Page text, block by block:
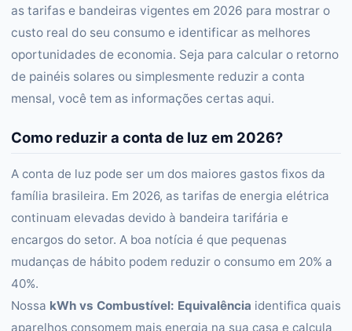
as tarifas e bandeiras vigentes em 2026 para mostrar o
custo real do seu consumo e identificar as melhores
oportunidades de economia. Seja para calcular o retorno
de painéis solares ou simplesmente reduzir a conta
mensal, você tem as informações certas aqui.
Como reduzir a conta de luz em 2026?
A conta de luz pode ser um dos maiores gastos fixos da
família brasileira. Em 2026, as tarifas de energia elétrica
continuam elevadas devido à bandeira tarifária e
encargos do setor. A boa notícia é que pequenas
mudanças de hábito podem reduzir o consumo em 20% a
40%.
Nossa kWh vs Combustível: Equivalência identifica quais
aparelhos consomem mais energia na sua casa e calcula